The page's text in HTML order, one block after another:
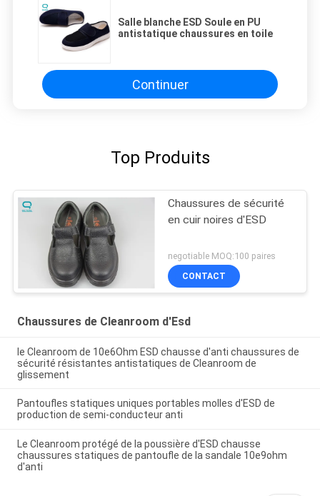
Salle blanche ESD Soule en PU
antistatique chaussures en toile
Continuer
Top Produits
Chaussures de sécurité
en cuir noires d'ESD
negotiable MOQ:100 paires
CONTACT
Chaussures de Cleanroom d'Esd
le Cleanroom de 10e6Ohm ESD chausse d'anti chaussures de
sécurité résistantes antistatiques de Cleanroom de
glissement
Pantoufles statiques uniques portables molles d'ESD de
production de semi-conducteur anti
Le Cleanroom protégé de la poussière d'ESD chausse
chaussures statiques de pantoufle de la sandale 10e9ohm
d'anti